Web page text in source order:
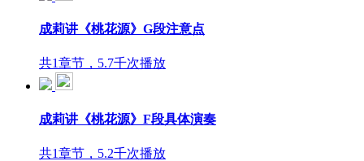
成莉讲《桃花源》G段注意点
共1章节，5.7千次播放
成莉讲《桃花源》F段具体演奏
共1章节，5.2千次播放